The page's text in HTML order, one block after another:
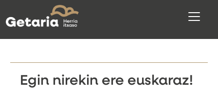
Egin nirekin ere euskaraz!